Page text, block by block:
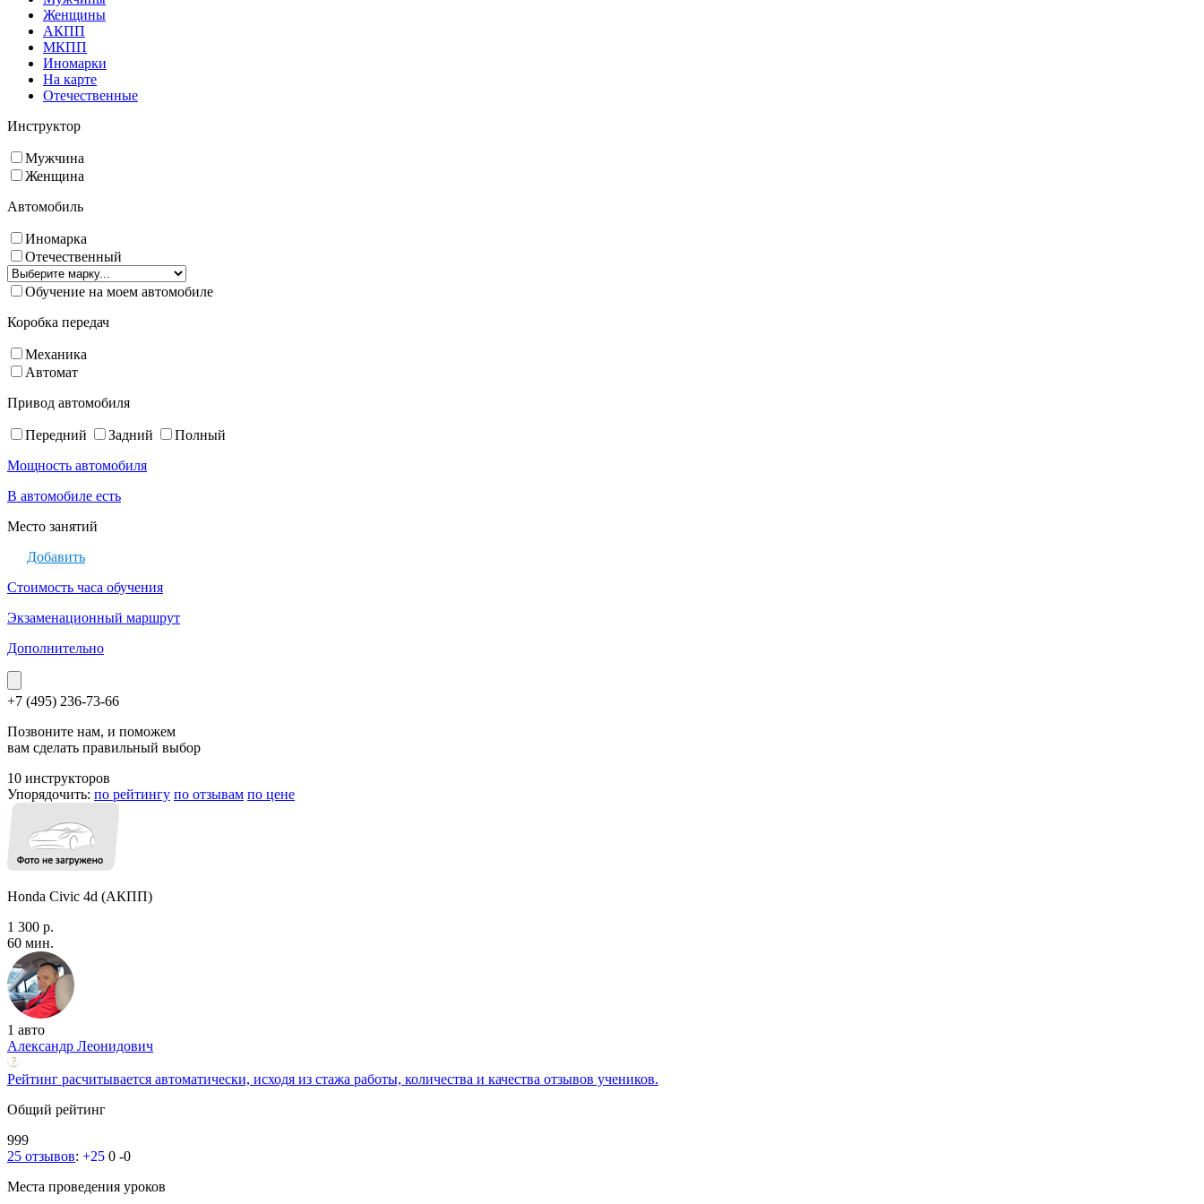
Женщины
АКПП
МКПП
Иномарки
На карте
Отечественные
Инструктор
Мужчина
Женщина
Автомобиль
Иномарка
Отечественный
Обучение на моем автомобиле
Коробка передач
Механика
Автомат
Привод автомобиля
Передний Задний
Полный
Мощность автомобиля
В автомобиле есть
Место занятий
Добавить
Стоимость часа обучения
Экзаменационный маршрут
Дополнительно
+7 (495) 236-73-66
Позвоните нам, и поможем
вам сделать правильный выбор
10 инструкторов
Упорядочить: по рейтингу по отзывам по цене
Honda Civic 4d (АКПП)
1 300 р.
60 мин.
1 авто
Александр Леонидович
Рейтинг расчитывается автоматически, исходя из стажа работы, количества и качества отзывов учеников.
Общий рейтинг
999
25 отзывов: +25 0 -0
Места проведения уроков